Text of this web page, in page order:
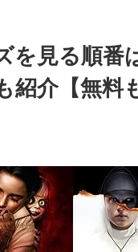
を見る順
介【無料